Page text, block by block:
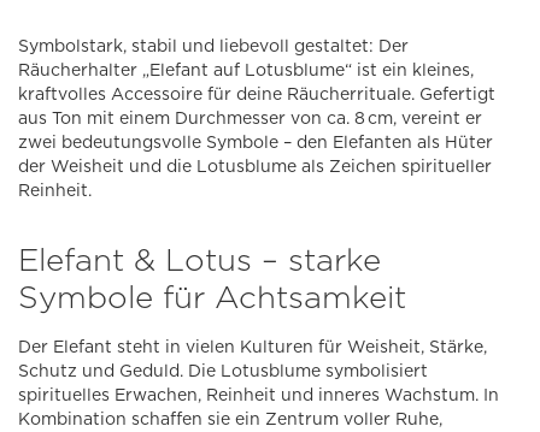
Symbolstark, stabil und liebevoll gestaltet: Der
Räucherhalter „Elefant auf Lotusblume“ ist ein kleines,
kraftvolles Accessoire für deine Räucherrituale. Gefertigt
aus Ton mit einem Durchmesser von ca. 8 cm, vereint er
zwei bedeutungsvolle Symbole – den Elefanten als Hüter
der Weisheit und die Lotusblume als Zeichen spiritueller
Reinheit.
Elefant & Lotus – starke
Symbole für Achtsamkeit
Der Elefant steht in vielen Kulturen für Weisheit, Stärke,
Schutz und Geduld. Die Lotusblume symbolisiert
spirituelles Erwachen, Reinheit und inneres Wachstum. In
Kombination schaffen sie ein Zentrum voller Ruhe,